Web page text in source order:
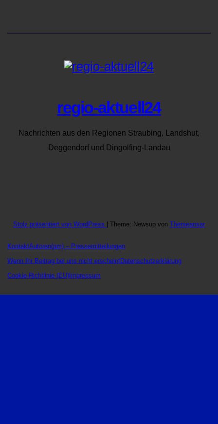
regio-aktuell24
Nachrichten aus den Regionen Straubing, Landshut,
Deggendorf und Dingolfing-Landau
Stolz präsentiert von WordPress Theme: Newsup von Themeansar
KontaktAutoren(pm) – Pressemitteilungen
Wenn Ihr Beitrag bei uns nicht erscheintDatenschutzerklärung
Cookie-Richtlinie (EU) Impressum